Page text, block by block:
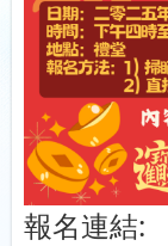
報名連結: